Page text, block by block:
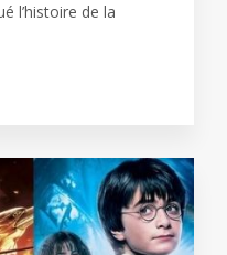
l’histoire de la